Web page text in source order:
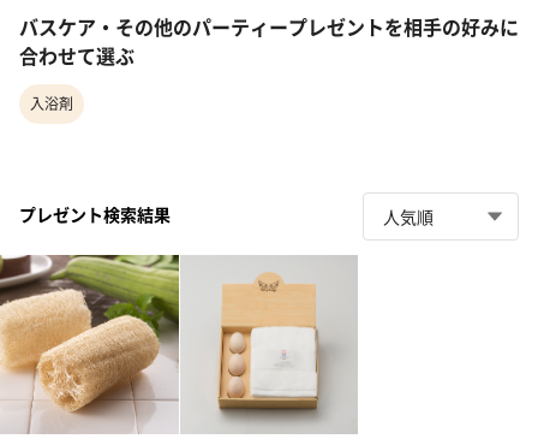
バスケア・その他のパーティープレゼントを相手の好みに
合わせて選ぶ
入浴剤
プレゼント検索結果